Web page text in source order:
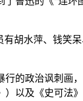
胡水萍、钱
的政治讽刺画
以及《史可法